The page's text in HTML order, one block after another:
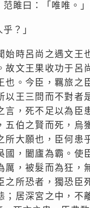
雎曰：「唯唯。
？」
始時呂尚之遇文
故文王果收功于
也。今臣，羈旅
以王三問而不對者
言，死不足以為
五伯之賢而死，
所大願也，臣何
國，闔廬為霸。
厲，被髮而為狂
之所恐者，獨恐
；居深宮之中，不